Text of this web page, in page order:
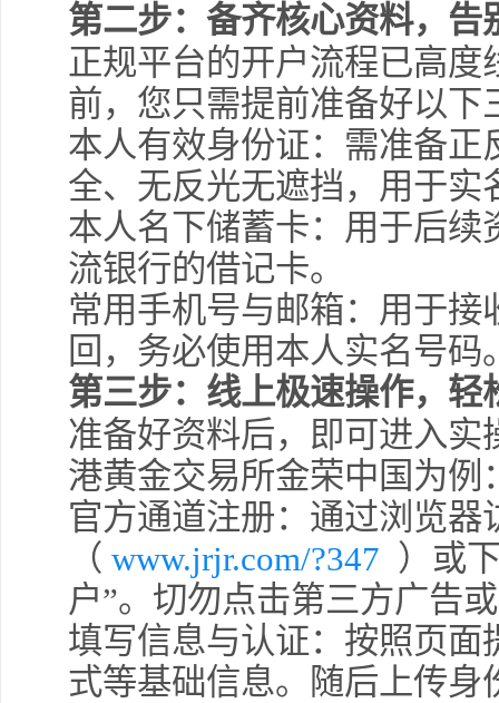
第二步：备齐核心资料，告
正规平台的开户流程已高
前，您只需提前准备好以下
本人有效身份证：需准备
全、无反光无遮挡，用于实
本人名下储蓄卡：用于后
流银行的借记卡。
常用手机号与邮箱：用于
回，务必使用本人实名号码
第三步：线上极速操作，轻
准备好资料后，即可进入
港黄金交易所金荣中国为例
官方通道注册：通过浏览
（ www.jrjr.com/?347 ）或
户”。切勿点击第三方广告
填写信息与认证：按照页
式等基础信息。随后上传